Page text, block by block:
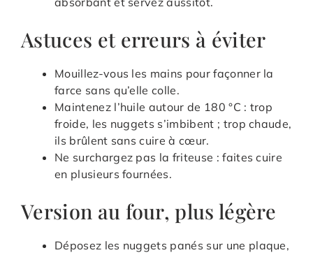
Astuces et erreurs à éviter
Mouillez-vous les mains pour façonner la
farce sans qu’elle colle.
Maintenez l’huile autour de 180 °C : trop
froide, les nuggets s’imbibent ; trop chaude,
ils brûlent sans cuire à cœur.
Ne surchargez pas la friteuse : faites cuire
en plusieurs fournées.
Version au four, plus légère
Déposez les nuggets panés sur une plaque,